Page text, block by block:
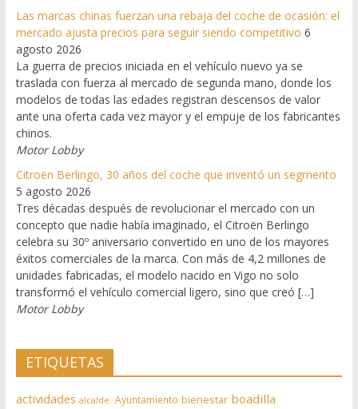
Las marcas chinas fuerzan una rebaja del coche de ocasión: el
mercado ajusta precios para seguir siendo competitivo 6
agosto 2026
La guerra de precios iniciada en el vehículo nuevo ya se
traslada con fuerza al mercado de segunda mano, donde los
modelos de todas las edades registran descensos de valor
ante una oferta cada vez mayor y el empuje de los fabricantes
chinos.
Motor Lobby
Citroën Berlingo, 30 años del coche que inventó un segmento
5 agosto 2026
Tres décadas después de revolucionar el mercado con un
concepto que nadie había imaginado, el Citroën Berlingo
celebra su 30º aniversario convertido en uno de los mayores
éxitos comerciales de la marca. Con más de 4,2 millones de
unidades fabricadas, el modelo nacido en Vigo no solo
transformó el vehículo comercial ligero, sino que creó […]
Motor Lobby
ETIQUETAS
actividades alcalde. Ayuntamiento bienestar boadilla